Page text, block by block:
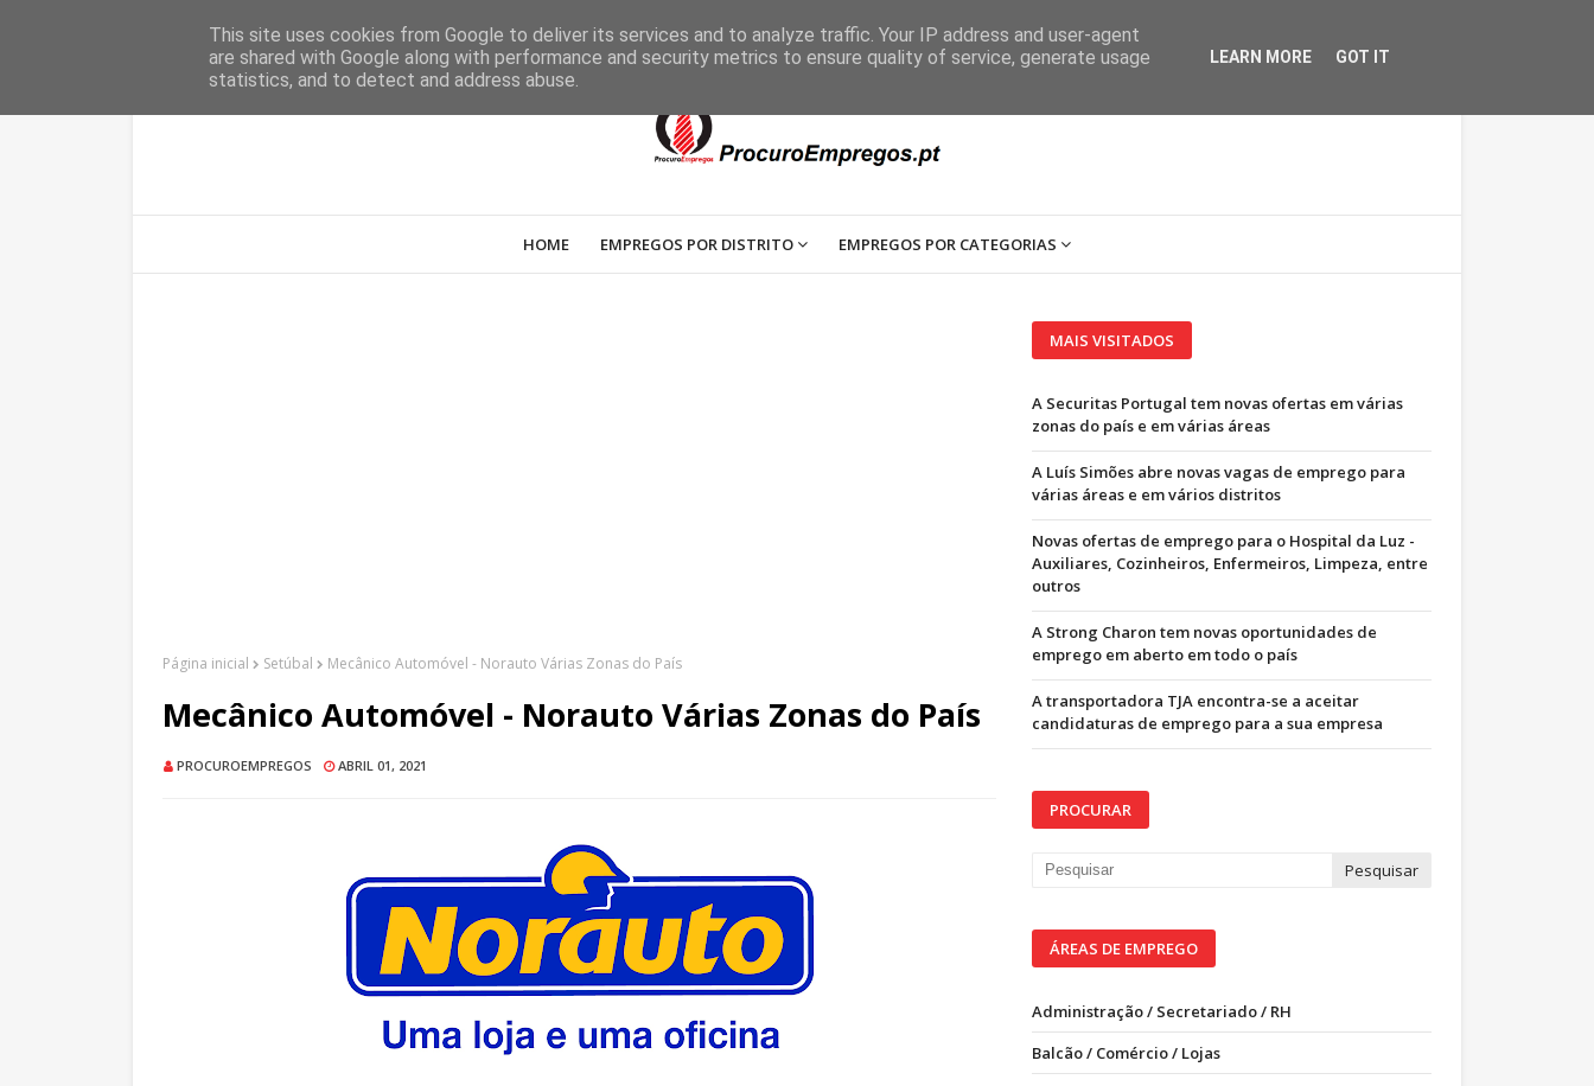
HOME EMPREGOS POR DISTRITO EMPREGOS POR CATEGORIAS
Página inicial Setúbal Mecânico Automóvel - Norauto Várias Zonas do País
Mecânico Automóvel - Norauto Várias Zonas do País
PROCUROEMPREGOS ABRIL 01, 2021
MAIS VISITADOS
A Securitas Portugal tem novas ofertas em várias
zonas do país e em várias áreas
A Luís Simões abre novas vagas de emprego para
várias áreas e em vários distritos
Novas ofertas de emprego para o Hospital da Luz -
Auxiliares, Cozinheiros, Enfermeiros, Limpeza, entre
outros
A Strong Charon tem novas oportunidades de
emprego em aberto em todo o país
A transportadora TJA encontra-se a aceitar
candidaturas de emprego para a sua empresa
PROCURAR
ÁREAS DE EMPREGO
Administração / Secretariado / RH
Balcão / Comércio / Lojas
This site uses cookies from Google to deliver its services and to analyze traffic. Your IP address and user-agent
are shared with Google along with performance and security metrics to ensure quality of service, generate usage
statistics, and to detect and address abuse.
LEARN MORE GOT IT